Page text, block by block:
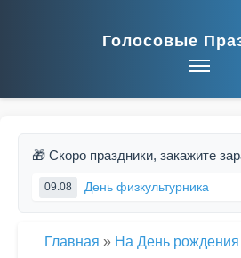
Голосовые
🎁 Скоро праздники, закажите
09.08 День физкультурника
Главная » На День рождения